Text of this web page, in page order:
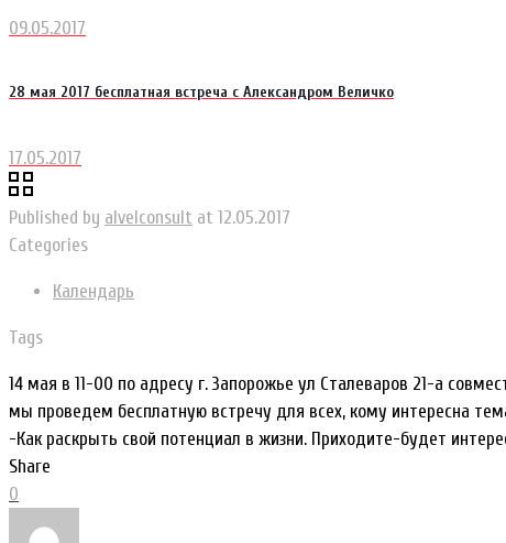
09.05.2017
28 мая 2017 бесплатная встреча с Александром Величко
17.05.2017
Published by alvelconsult at 12.05.2017
Categories
Календарь
Tags
14 мая в 11-00 по адресу г. Запорожье ул Сталеваров 21-а
мы проведем бесплатную встречу для всех, кому интересна
-Как раскрыть свой потенциал в жизни. Приходите-будет
Share
0